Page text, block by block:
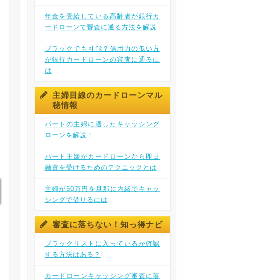
年金を受給している高齢者が銀行カ
ードローンで審査に通る方法を解説
ブラックでも可能？信用力の低い方
が銀行カードローンの審査に通るに
は
主婦目線のカードローンマル
秘情報
パートの主婦に適したキャッシング
ローンを解説！
パート主婦がカードローンから即日
融資を受けるためのテクニックとは
主婦が50万円を旦那に内緒でキャッ
シングで借りるには
審査に落ちない！知っ得ナビ
ブラックリストに入っているか確認
する方法はある？
カードローンキャッシング審査に落